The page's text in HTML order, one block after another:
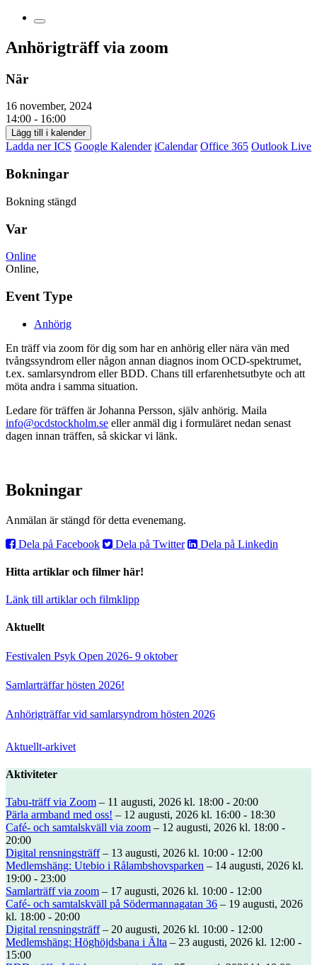
Anhörigträff via zoom
När
16 november, 2024
14:00 - 16:00
Lägg till i kalender
Ladda ner ICS Google Kalender iCalendar Office 365 Outlook Live
Bokningar
Bokning stängd
Var
Online
Online,
Event Type
Anhörig
En träff via zoom för dig som har en anhörig eller nära vän med
tvångssyndrom eller någon annan diagnos inom OCD-spektrumet,
t.ex. samlarsyndrom eller BDD. Chans till erfarenhetsutbyte och att
möta andra i samma situation.
Ledare för träffen är Johanna Persson, själv anhörig. Maila
info@ocdstockholm.se eller anmäl dig i formuläret nedan senast
dagen innan träffen, så skickar vi länk.
Bokningar
Anmälan är stängd för detta evenemang.
Dela på Facebook
Dela på Twitter Dela på Linkedin
Hitta artiklar och filmer här!
Länk till artiklar och filmklipp
Aktuellt
Festivalen Psyk Open 2026- 9 oktober
Samlarträffar hösten 2026!
Anhörigträffar vid samlarsyndrom hösten 2026
Aktuellt-arkivet
Aktiviteter
Tabu-träff via Zoom – 11 augusti, 2026 kl. 18:00 - 20:00
Pärla armband med oss! – 12 augusti, 2026 kl. 16:00 - 18:30
Café- och samtalskväll via zoom – 12 augusti, 2026 kl. 18:00 -
20:00
Digital rensningsträff– 13 augusti, 2026 kl. 10:00 - 12:00
Medlemshäng: Utebio i Rålambshovsparken – 14 augusti, 2026 kl.
19:00 - 23:00
Samlarträff via zoom – 17 augusti, 2026 kl. 10:00 - 12:00
Café- och samtalskväll på Södermannagatan 36 – 19 augusti, 2026
kl. 18:00 - 20:00
Digital rensningsträff– 20 augusti, 2026 kl. 10:00 - 12:00
Medlemshäng: Höghöjdsbana i Älta – 23 augusti, 2026 kl. 12:00 -
15:00